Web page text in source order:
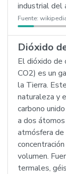
industrial del
Fuente:
Dióxido
El dióxido de
CO2) es un
la Tierra.
naturaleza y
carbono
a dos
atmósfera de
volumen.
termales,